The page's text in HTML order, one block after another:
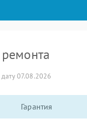
07.08.2026
Гарантия